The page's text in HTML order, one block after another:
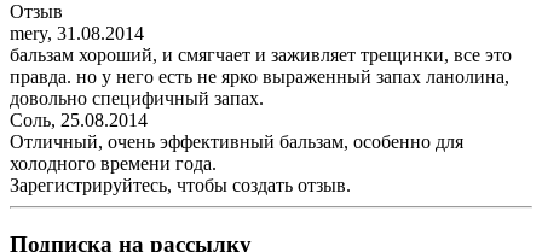
Отзыв
mery, 31.08.2014
бальзам хороший, и смягчает и заживляет трещинки, все это
правда. но у него есть не ярко выраженный запах ланолина,
довольно специфичный запах.
Соль, 25.08.2014
Отличный, очень эффективный бальзам, особенно для
холодного времени года.
Зарегистрируйтесь, чтобы создать отзыв.
Подписка на рассылку